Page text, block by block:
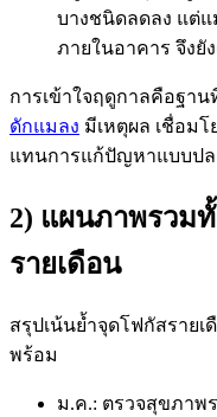
บางชนิดลดลง แต่
ภายในอาคาร จึงยั
การเข้าใจฤดูกาลคือฐา
ดักแมลง มีเหตุผล เชื่อม
แทนการแก้ปัญหาแบบปล
2) แผนภาพรวม
รายเดือน
สรุปเน้นย้ำจุดโฟกัสรายเ
พร้อม
ม.ค.: ตรวจสุขภาพ